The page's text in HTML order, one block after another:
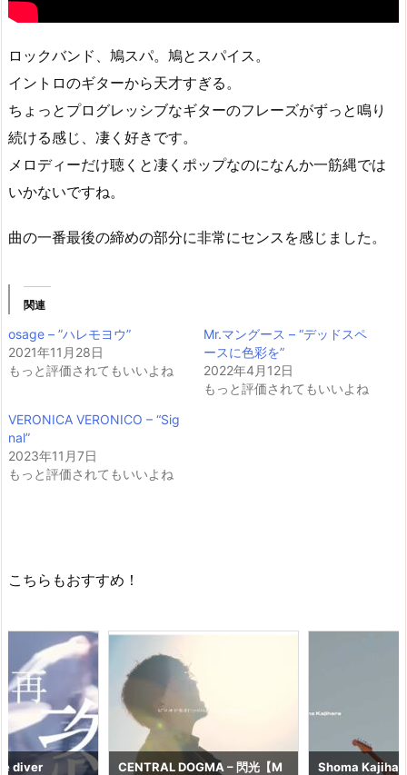
ロックバンド、鳩スパ。鳩とスパイス。
イントロのギターから天才すぎる。
ちょっとプログレッシブなギターのフレーズがずっと鳴り
続ける感じ、凄く好きです。
メロディーだけ聴くと凄くポップなのになんか一筋縄では
いかないですね。
曲の一番最後の締めの部分に非常にセンスを感じました。
関連
osage – ”ハレモヨウ”
2021年11月28日
もっと評価されてもいいよね
Mr.マングース – “デッドスペ
ースに色彩を”
2022年4月12日
もっと評価されてもいいよね
VERONICA VERONICO – “Sig
nal”
2023年11月7日
もっと評価されてもいいよね
こちらもおすすめ！
diver
CENTRAL DOGMA – 閃光【M
Shoma